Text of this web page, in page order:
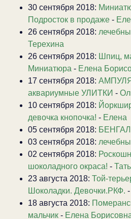
30 сентября 2018:
Подросток в продаже -
26 сентября 2018:
Терехина
26 сентября 2018: Шпиц,
Миниатюра - Елена
17 сентября 2018:
аквариумные УЛИТКИ -
10 сентября 2018:
девочка кнопочка! - Елена
05 сентября 2018:
03 сентября 2018:
02 сентября 2018:
шоколадного окраса! -
23 августа 2018: Той-
Шоколадки. Девочки.РКФ. -
18 августа 2018:
мальчик - Елена